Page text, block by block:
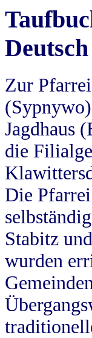
Zur
Jagdhaus
die
Die
Stabitz
wurden